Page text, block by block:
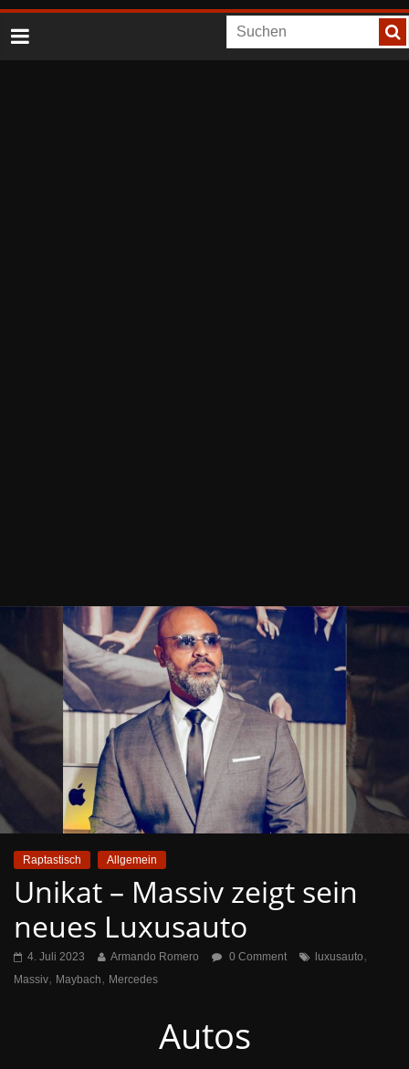
Raptastisch Allgemein
Unikat – Massiv zeigt sein
neues Luxusauto
4. Juli 2023 Armando Romero 0 Comment luxusauto,
Massiv, Maybach, Mercedes
Autos